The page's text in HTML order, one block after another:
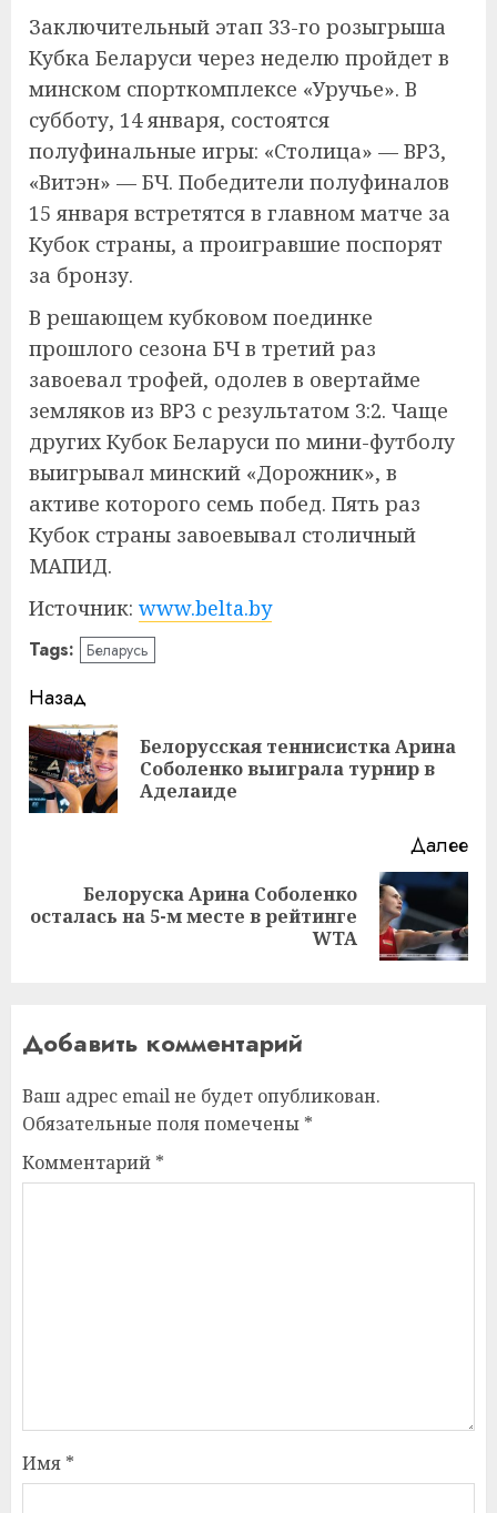
Заключительный этап 33-го розыгрыша
Кубка Беларуси через неделю пройдет в
минском спорткомплексе «Уручье». В
субботу, 14 января, состоятся
полуфинальные игры: «Столица» — ВРЗ,
«Витэн» — БЧ. Победители полуфиналов
15 января встретятся в главном матче за
Кубок страны, а проигравшие поспорят
за бронзу.
В решающем кубковом поединке
прошлого сезона БЧ в третий раз
завоевал трофей, одолев в овертайме
земляков из ВРЗ с результатом 3:2. Чаще
других Кубок Беларуси по мини-футболу
выигрывал минский «Дорожник», в
активе которого семь побед. Пять раз
Кубок страны завоевывал столичный
МАПИД.
Источник: www.belta.by
Tags: Беларусь
Навигация
записи
Назад
Белорусская теннисистка Арина
Соболенко выиграла турнир в
Аделаиде
Далее
Следующая
Белоруска Арина Соболенко
осталась на 5-м месте в рейтинге
WTA
Добавить комментарий
Ваш адрес email не будет опубликован.
Обязательные поля помечены *
Комментарий *
Имя *